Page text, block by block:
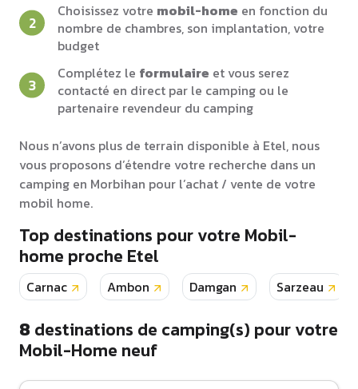
Choisissez votre mobil-home en fonction du
nombre de chambres, son implantation, votre
budget
Complétez le formulaire et vous serez
contacté en direct par le camping ou le
partenaire revendeur du camping
Nous n’avons plus de terrain disponible à Etel, nous
vous proposons d’étendre votre recherche dans un
camping en Morbihan pour l’achat / vente de votre
mobil home.
Top destinations pour votre Mobil-
home proche Etel
Carnac Ambon Damgan Sarzeau
8destinations de camping(s) pour votre
Mobil-Home neuf